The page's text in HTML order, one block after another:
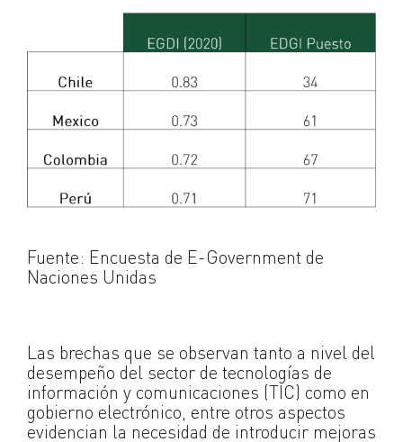
Fuente: Encuesta de E-Government de
Naciones Unidas
Las brechas que se observan tanto a nivel del
desempeño del sector de tecnologías de
información y comunicaciones (TIC) como en
gobierno electrónico, entre otros aspectos
evidencian la necesidad de introducir mejoras